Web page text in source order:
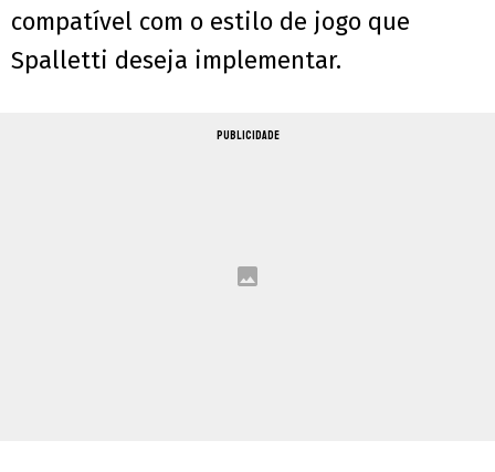
compatível com o estilo de jogo que
Spalletti deseja implementar.
PUBLICIDADE